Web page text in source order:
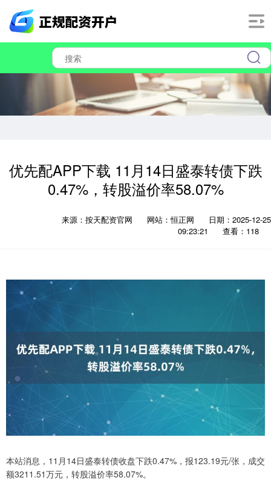
优先配APP下载 11月14日盛泰转债下跌
0.47%，转股溢价率58.07%
来源：按天配资官网 网站：恒正网
日期：2025-12-25
09:23:21
查看：118
本站消息，11月14日盛泰转债收盘下跌0.47%，报123.19元/张，成交
额3211.51万元，转股溢价率58.07%。